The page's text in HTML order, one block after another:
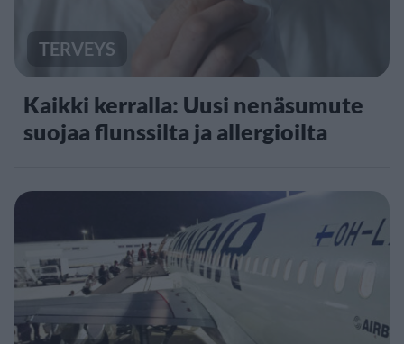
TERVEYS
Kaikki kerralla: Uusi nenäsumute
suojaa flunssilta ja allergioilta